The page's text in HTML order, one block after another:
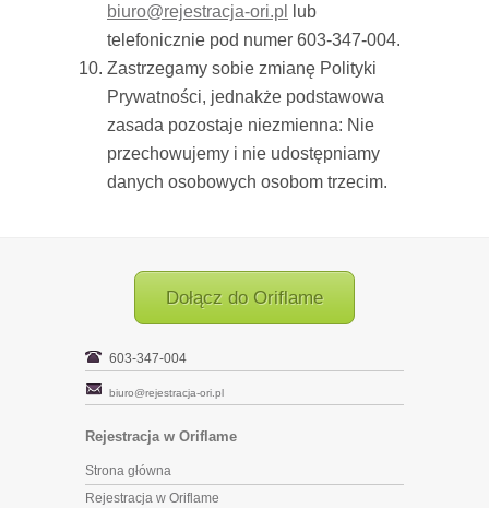
biuro@rejestracja-ori.pl lub
telefonicznie pod numer 603-347-004.
Zastrzegamy sobie zmianę Polityki
Prywatności, jednakże podstawowa
zasada pozostaje niezmienna: Nie
przechowujemy i nie udostępniamy
danych osobowych osobom trzecim.
Dołącz do Oriflame
603-347-004
biuro@rejestracja-ori.pl
Rejestracja w Oriflame
Strona główna
Rejestracja w Oriflame